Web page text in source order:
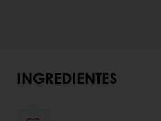
INGREDIENTES